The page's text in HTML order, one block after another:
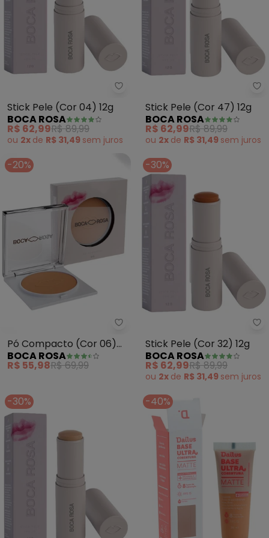
Boca Rosa - Stick Pele (Cor 04)
Stick Pele (Cor 04) 12g
BOCA ROSA
R$ 62,99R$ 89,99
ou 2x de R$ 31,49 sem juros
Stick Pele (Cor 47) 12g
BOCA ROSA
R$ 62,99R$ 89,99
ou 2x de R$ 31,49 sem juros
-20%
Boca Rosa - Pó Compacto
Pó Compacto (Cor 06)
9g
BOCA ROSA
R$ 55,98R$ 69,99
-30%
Stick Pele (Cor 32) 12g
BOCA ROSA
R$ 62,99R$ 89,99
ou 2x de R$ 31,49 sem juros
-30% -40%